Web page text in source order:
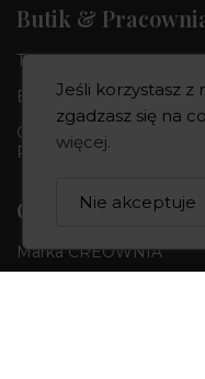
Butik &
Tel.:+48 668 680 727
Bydgoszcz 85-010, ul.
Godziny otwarcia:
Pon-Pt 10:00-18:00 |
CREOWNIA
Marka CREOWNIA
Jeśli korzystasz z
zgadzasz się na
więcej.
Nie akceptuje